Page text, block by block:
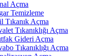
Açma
Temizleme
Tıkanık Açma
Tıkanıklığı Açma
Gideri Açma
Tıkanıklığı Açma